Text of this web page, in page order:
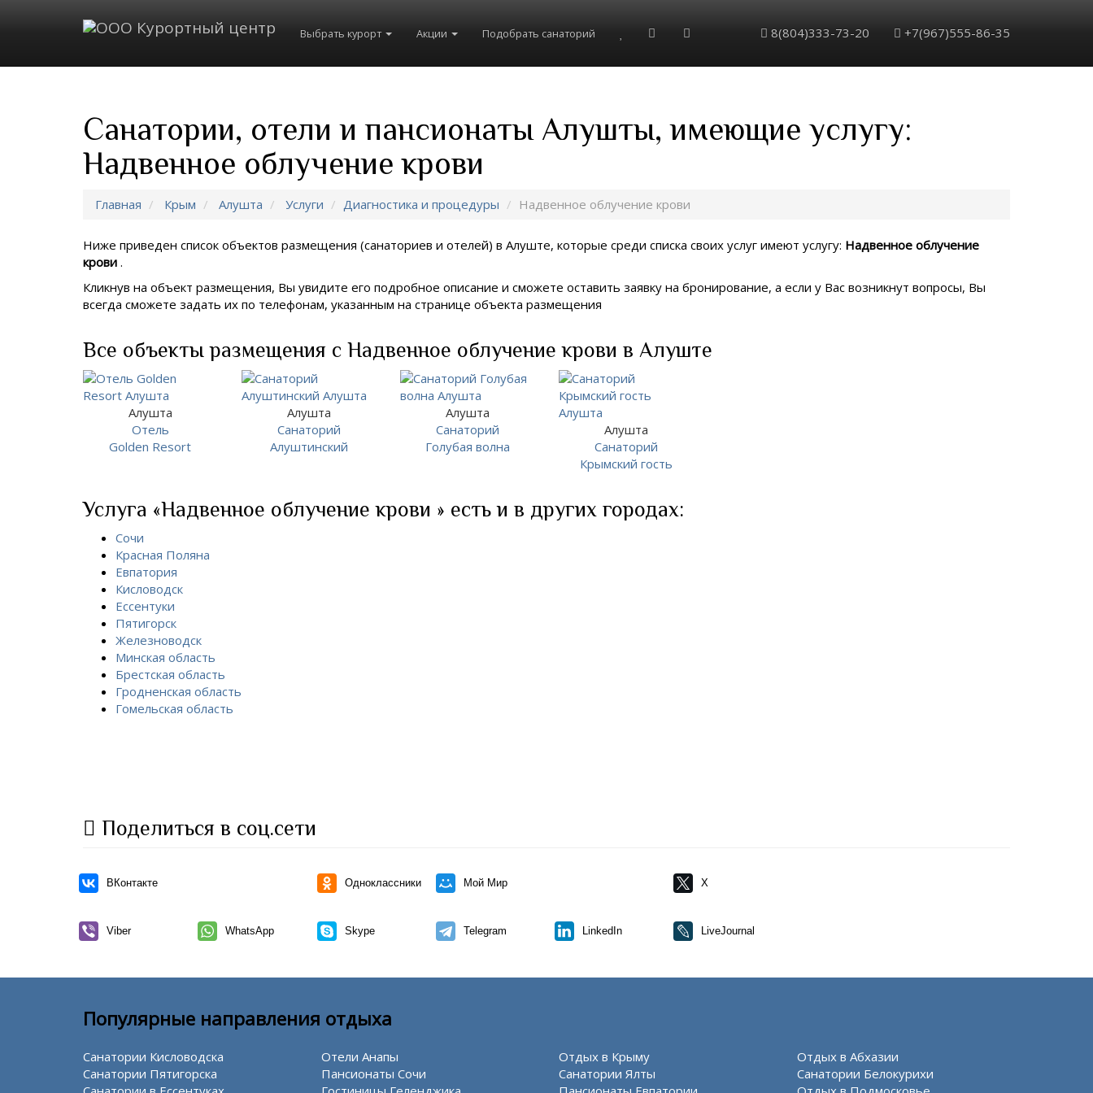
Выбрать курорт Акции Подобрать санаторий 8(804)333-73-20 +7(967)555-86-35
Санатории, отели и пансионаты Алушты, имеющие услугу:
Надвенное облучение крови
Главная Крым Алушта Услуги Диагностика и процедуры Надвенное облучение крови
Ниже приведен список объектов размещения (санаториев и отелей) в Алуште, которые среди списка своих услуг имеют услугу: Надвенное облучение
крови .
Кликнув на объект размещения, Вы увидите его подробное описание и сможете оставить заявку на бронирование, а если у Вас возникнут вопросы, Вы
всегда сможете задать их по телефонам, указанным на странице объекта размещения
Все объекты размещения с Надвенное облучение крови в Алуште
Алушта
Отель
Golden Resort
Алушта
Санаторий
Алуштинский
Алушта
Санаторий
Голубая волна
Алушта
Санаторий
Крымский гость
Услуга «Надвенное облучение крови » есть и в других городах:
Сочи
Красная Поляна
Евпатория
Кисловодск
Ессентуки
Пятигорск
Железноводск
Минская область
Брестская область
Гродненская область
Гомельская область
Поделиться в соц.сети
ВКонтакте Одноклассники Мой Мир X
Viber WhatsApp Skype Telegram LinkedIn LiveJournal
Популярные направления отдыха
Санатории Кисловодска
Санатории Пятигорска
Отели Анапы
Пансионаты Сочи
Отдых в Крыму
Санатории Ялты
Отдых в Абхазии
Санатории Белокурихи